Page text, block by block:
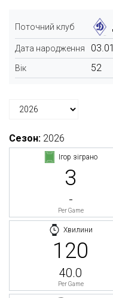
Поточний клуб
Дата народження
Вік 52
Сезон: 2026
Ігор зіграно
3
-
Per Game
Хвилини
120
40.0
Per Game